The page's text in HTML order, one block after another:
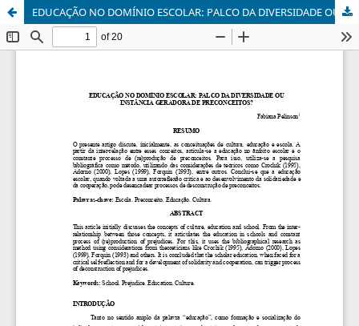
EDUCAÇÃO NO DOMÍNIO ESCOLAR: PALCO DA DIVERSIDADE OU INSTÂNCIA GERADORA DE PRECONCEITOS?